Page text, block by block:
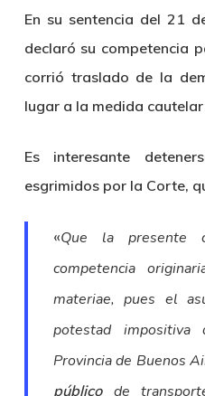
En su sentencia del 21
declaró su competencia
corrió traslado de la
lugar a la medida
Es interesante
esgrimidos por la Corte,
«Que la presente
competencia
materiae, pues el
potestad
Provincia de Buenos
públicode